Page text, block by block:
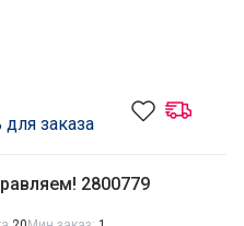
для заказа
2800779